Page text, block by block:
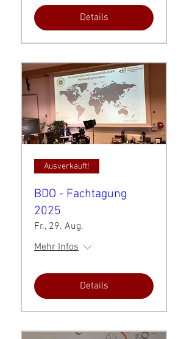
Details
Ausverkauft!
BDO - Fachtagung
2025
Fr., 29. Aug.
Mehr Infos
Details